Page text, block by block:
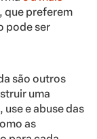
, que preferem
pode ser
são outros
uma
e abuse das
as